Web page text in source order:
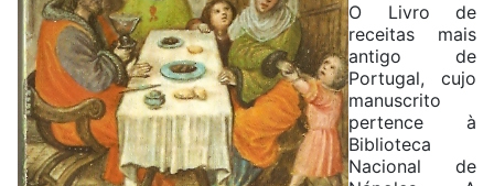
O Livro de
receitas mais
antigo de
Portugal, cujo
manuscrito
pertence à
Biblioteca
Nacional de